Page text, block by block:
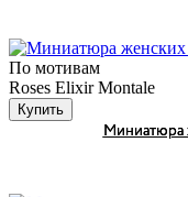
По мотивам
Roses Elixir Montale
Купить
Миниатюра